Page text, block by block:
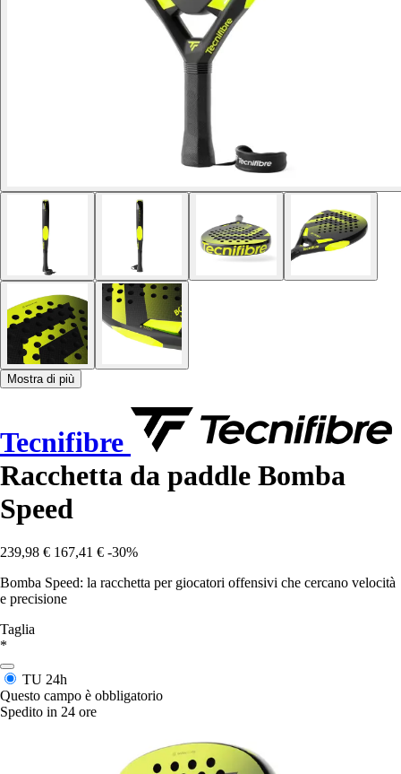
Mostra di più
Tecnifibre
Racchetta da paddle Bomba
Speed
239,98 € 167,41 € -30%
Bomba Speed: la racchetta per giocatori offensivi che cercano velocità
e precisione
Taglia
*
TU 24h
Questo campo è obbligatorio
Spedito in 24 ore